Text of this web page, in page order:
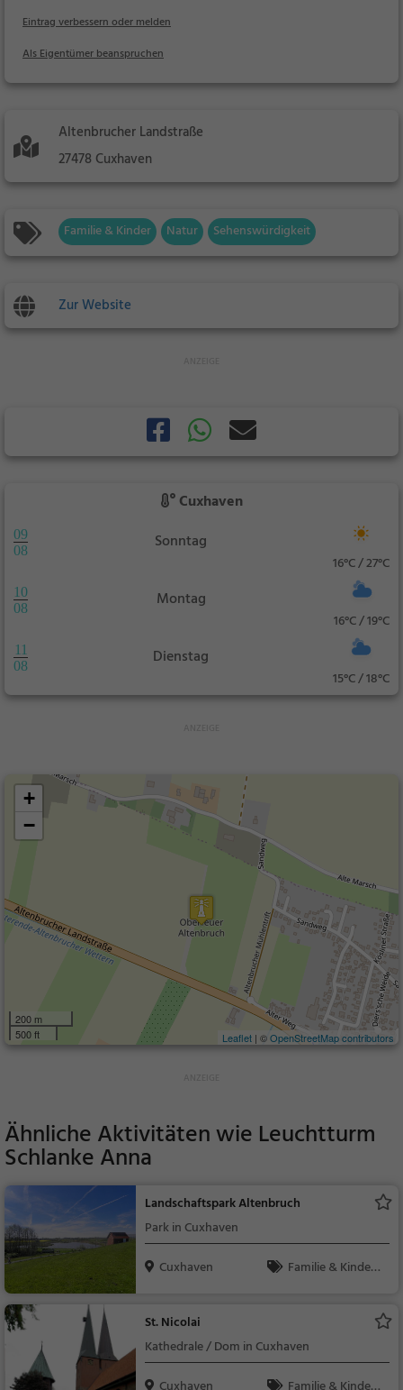
Eintrag verbessern oder melden
Als Eigentümer beanspruchen
Altenbrucher Landstraße
27478 Cuxhaven
Familie & Kinder Natur Sehenswürdigkeit
Zur Website
Cuxhaven
09
08
Sonntag
16°C / 27°C
10
08
Montag
16°C / 19°C
11
08
Dienstag
15°C / 18°C
+
−
200 m
500 ft
Leaflet | ©OpenStreetMap contributors
Ähnliche Aktivitäten wie Leuchtturm
Schlanke Anna
Landschaftspark Altenbruch
Park in Cuxhaven
Cuxhaven
Familie & Kinder,
St. Nicolai
Kathedrale / Dom in Cuxhaven